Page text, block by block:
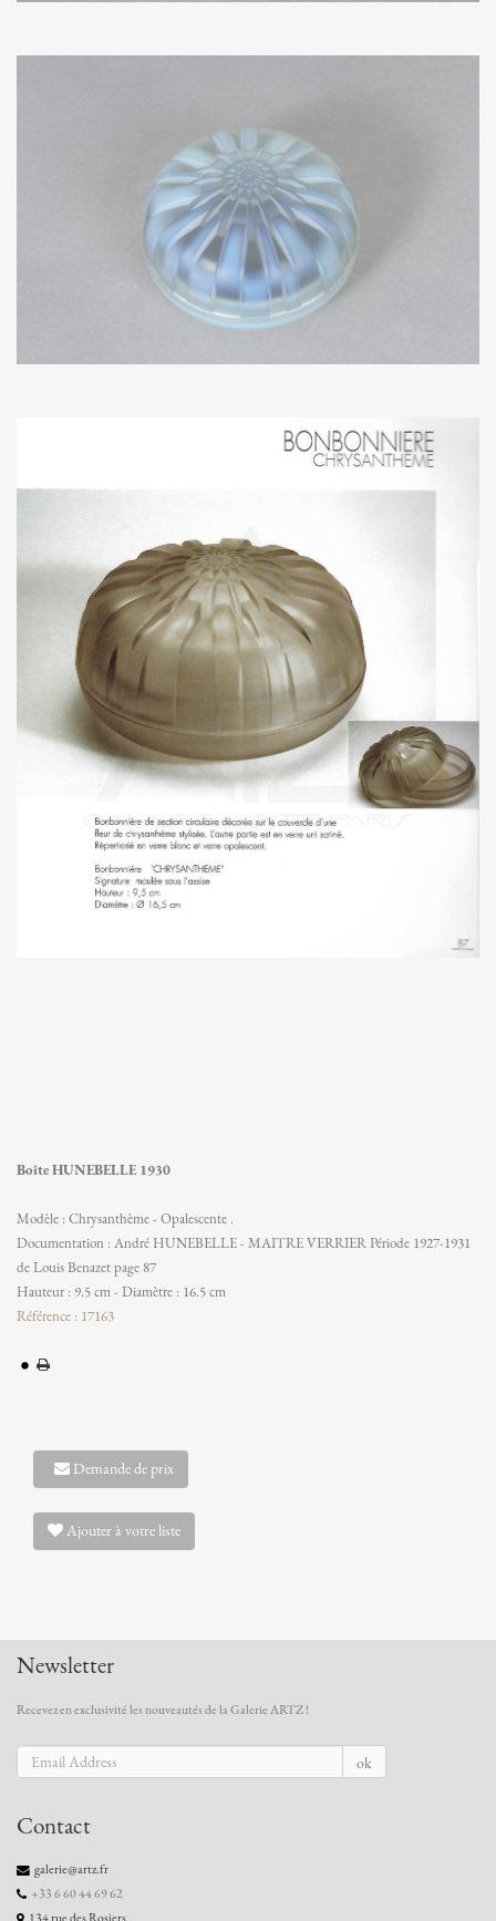
Boîte HUNEBELLE 1930
Modèle : Chrysanthème - Opalescente .
Documentation : André HUNEBELLE - MAITRE VERRIER Période 1927-1931
de Louis Benazet page 87
Hauteur : 9.5 cm - Diamètre : 16.5 cm
Référence : 17163
Demande de prix
Ajouter à votre liste
Newsletter
Recevez en exclusivité les nouveautés de la Galerie ARTZ !
ok
Contact
galerie@artz.fr
+33 6 60 44 69 62